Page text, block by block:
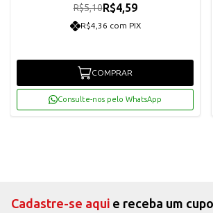
R$5,10R$4,59
R$4,36 com PIX
COMPRAR
Consulte-nos pelo WhatsApp
Cadastre-se aqui e receba um